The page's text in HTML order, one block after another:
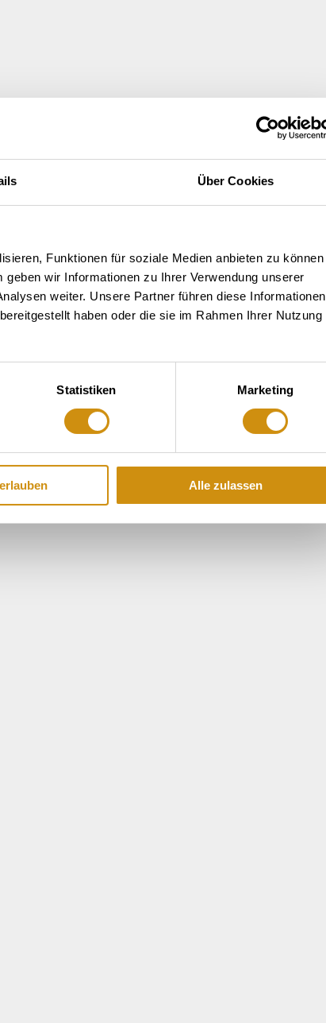
Über Cookies
Funktionen für soziale Medien anbieten zu können
wir Informationen zu Ihrer Verwendung unserer
weiter. Unsere Partner führen diese Informationen
haben oder die sie im Rahmen Ihrer Nutzung
Statistiken Marketing
Alle zulassen